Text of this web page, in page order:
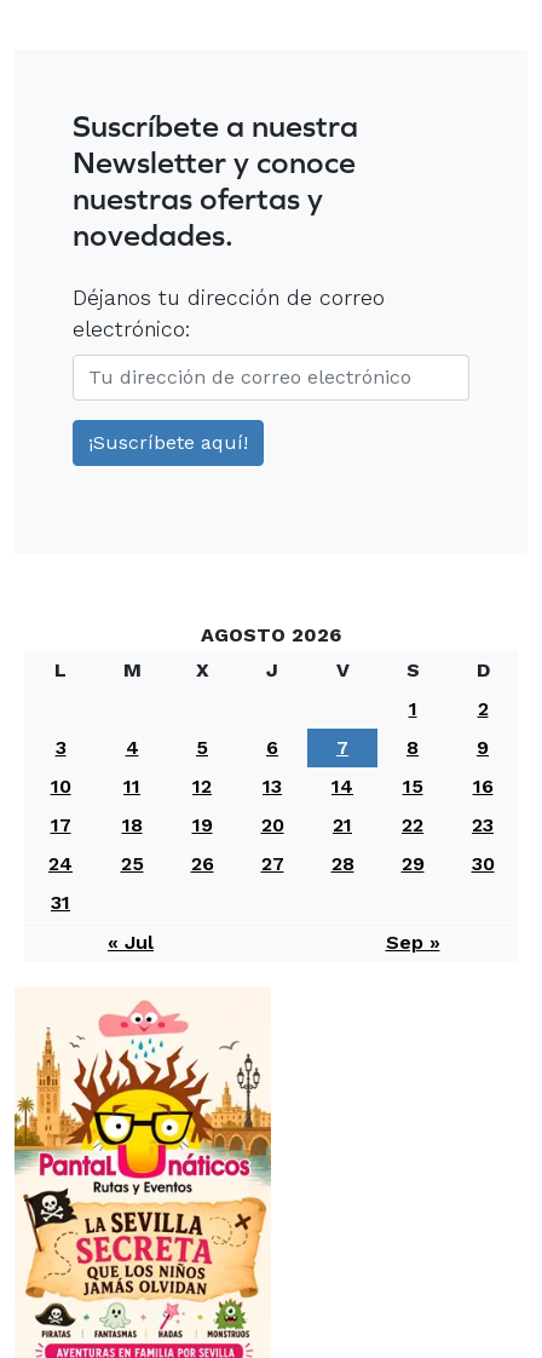
Suscríbete a nuestra
Newsletter y conoce
nuestras ofertas y
novedades.
Déjanos tu dirección de correo
electrónico:
AGOSTO 2026
L
M X J V S
D
1
2
3
4 5 6 7 8
9
10
11 12 13 14 15
16
17
18 19 20 21 22
23
24
25 26 27 28 29
30
31
« Jul
Sep »